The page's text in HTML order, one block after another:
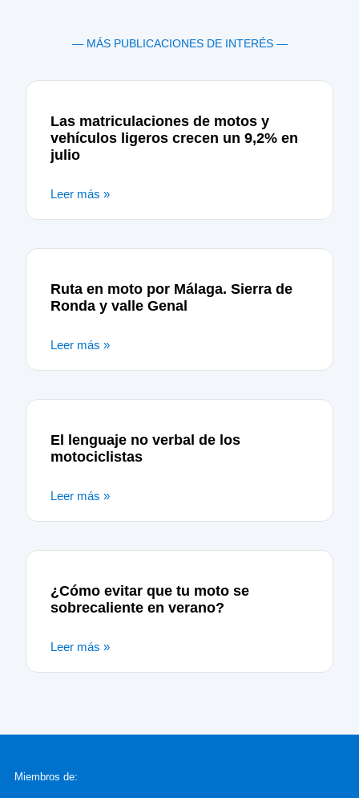
— MÁS PUBLICACIONES DE INTERÉS —
Las matriculaciones de motos y
vehículos ligeros crecen un 9,2% en
julio
Leer más »
Ruta en moto por Málaga. Sierra de
Ronda y valle Genal
Leer más »
El lenguaje no verbal de los
motociclistas
Leer más »
¿Cómo evitar que tu moto se
sobrecaliente en verano?
Leer más »
Miembros de: